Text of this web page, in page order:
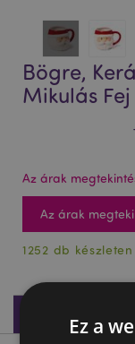
Bögre,
Mikulás Fej
Az árak
Az árak
1252 db készleten
Termékleírás
Ez a